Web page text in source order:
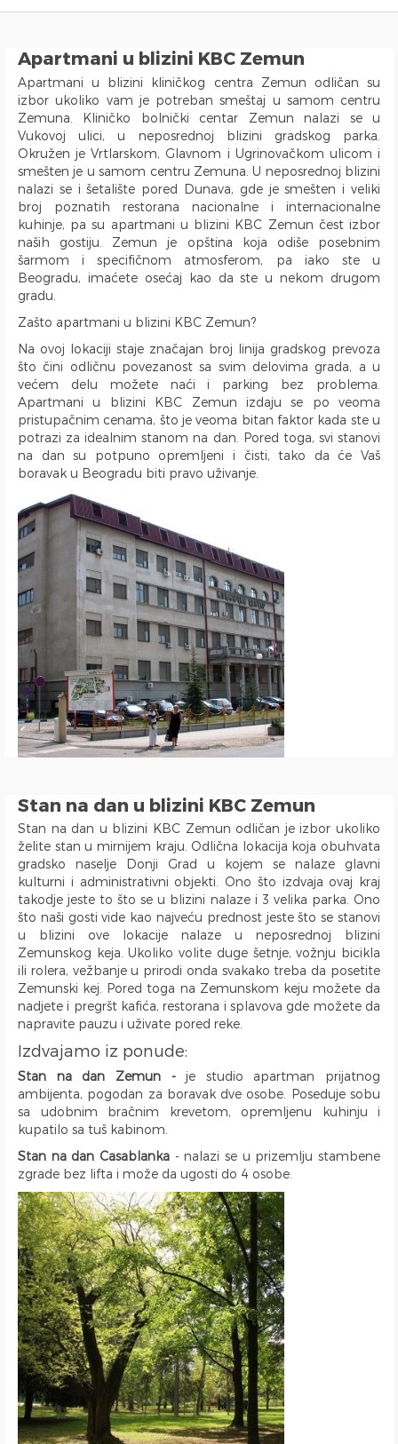
Hidromasažna Tuš kabina
Tuš Kabina
Hidromasažna Kada
Tursko Kupatilo
Bide
Veš Mašina
Mašina za Sušenje Veša
Sušilica za Veš
Fen za Kosu
Papuče
Bade Mantil
Kozmetika
Toalet Papir
Sredstva za Čišćenje
Dnevni odmor
Dozvoljeno Pušenje
Pogodno za invalide
Lift
Proslave
Bazen
Kamin
Balkon
Terasa
Posteljina
Peškiri
Zabranjeno pušenje
Recepcija
Kategorizovan
Vaučeri
Krevet na Sprat
Garnitura na Rasklapanje
Dečiji Krevetac
Orman
Radni Sto
Čiviluk
Pegla za veš
Daska za Peglanje
Kablovski Kanali
TV
Flat Screen TV
LCD TV
Mini Linija
DVD Plejer
Laptop
Računar
iPad
Telefon
Etažno Grejanje
TA Peć
Mikrotalasna
Toster
Ketler
Aparat za Kafu
Frižider
Kombinovani Frižider
Mašina za Pranje Sudova
Čajna Kuhinja
Kuhinja u sklopu Dnevnog Boravka
Trpezarija
Trpezarijski Sto i Stolice
Deo za Ručavanje
Aspirator
Posudje i Escajg
Sobe
Gotovinski račun
Vukov Spomenik
Resavska
Prote Mateje
Aerodrom Nikola Tesla
Vojnomedicinska akademija
Beograd na vodi
Ada Ciganlija
Autobuska stanica Beograd
Klinički centar Srbije
Pancevacki most
Ulica Visokog Stevana
Mostarska petlja
Vasina ulica
Beogradski Sajam
Yu biznis centar
Ulica Španskih boraca
Naselje West 365
Filmski grad
KBC Zemun
Institut za majku i dete
Hram Svetog Save
Ulica Kneginje Zorke
Sportski centar 11 April
Opština Novi Beograd
Hotel Jugoslavija
Stari Merkator
Stari Merkator Novi Beograd
Delta City
Park Tašmajdan
Pozeska ulica
Trg Republike
Naselje Belvil
Apartmani u blizini Surčina
Aparati za Gašenje Požara
Blindirana Vrata
H Brava
Alarm
Video nadzor
Apartmani u blizini KBC Zemun
Apartmani u blizini kliničkog centra Zemun odličan su
izbor ukoliko vam je potreban smeštaj u samom centru
Zemuna. Kliničko bolnički centar Zemun nalazi se u
Vukovoj ulici, u neposrednoj blizini gradskog parka.
Okružen je Vrtlarskom, Glavnom i Ugrinovačkom ulicom i
smešten je u samom centru Zemuna. U neposrednoj blizini
nalazi se i šetalište pored Dunava, gde je smešten i veliki
broj poznatih restorana nacionalne i internacionalne
kuhinje, pa su apartmani u blizini KBC Zemun čest izbor
naših gostiju. Zemun je opština koja odiše posebnim
šarmom i specifičnom atmosferom, pa iako ste u
Beogradu, imaćete osećaj kao da ste u nekom drugom
gradu.
Zašto apartmani u blizini KBC Zemun?
Na ovoj lokaciji staje značajan broj linija gradskog prevoza
što čini odličnu povezanost sa svim delovima grada, a u
većem delu možete naći i parking bez problema.
Apartmani u blizini KBC Zemun izdaju se po veoma
pristupačnim cenama, što je veoma bitan faktor kada ste u
potrazi za idealnim stanom na dan. Pored toga, svi stanovi
na dan su potpuno opremljeni i čisti, tako da će Vaš
boravak u Beogradu biti pravo uživanje.
Stan na dan u blizini KBC Zemun
Stan na dan u blizini KBC Zemun odličan je izbor ukoliko
želite stan u mirnijem kraju. Odlična lokacija koja obuhvata
gradsko naselje Donji Grad u kojem se nalaze glavni
kulturni i administrativni objekti. Ono što izdvaja ovaj kraj
takodje jeste to što se u blizini nalaze i 3 velika parka. Ono
što naši gosti vide kao najveću prednost jeste što se stanovi
u blizini ove lokacije nalaze u neposrednoj blizini
Zemunskog keja. Ukoliko volite duge šetnje, vožnju bicikla
ili rolera, vežbanje u prirodi onda svakako treba da posetite
Zemunski kej. Pored toga na Zemunskom keju možete da
nadjete i pregršt kafića, restorana i splavova gde možete da
napravite pauzu i uživate pored reke.
Izdvajamo iz ponude:
Stan na dan Zemun -je studio apartman prijatnog
ambijenta, pogodan za boravak dve osobe. Poseduje sobu
sa udobnim bračnim krevetom, opremljenu kuhinju i
kupatilo sa tuš kabinom.
Stan na dan Casablanka - nalazi se u prizemlju stambene
zgrade bez lifta i može da ugosti do 4 osobe.